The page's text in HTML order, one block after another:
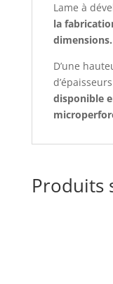
Lame à
la
dimensions.
D’une
disponible
Produits